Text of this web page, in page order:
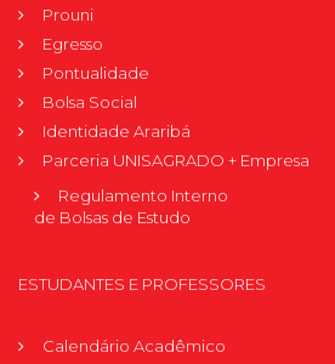
Prouni
Egresso
Pontualidade
Bolsa Social
Identidade Araribá
Parceria UNISAGRADO + Empresa
Regulamento Interno
de Bolsas de Estudo
ESTUDANTES E PROFESSORES
Calendário Acadêmico